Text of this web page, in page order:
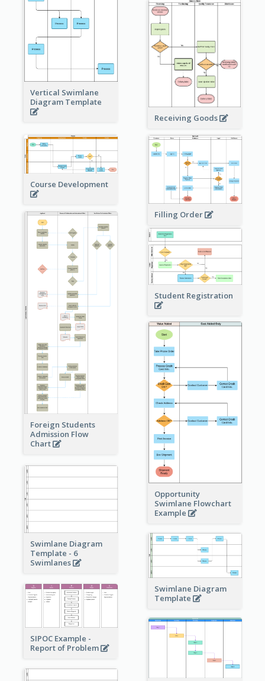
Vertical Swimlane
Diagram Template
Receiving Goods
Course Development
Filling Order
Foreign Students
Admission Flow
Chart
Student Registration
Opportunity
Swimlane Flowchart
Example
Swimlane Diagram
Template - 6
Swimlanes
Swimlane Diagram
Template
SIPOC Example -
Report of Problem